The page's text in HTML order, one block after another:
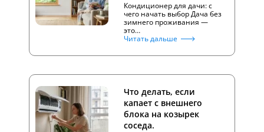
Кондиционер для дачи: с
чего начать выбор Дача без
зимнего проживания —
это…
Читать дальше
Что делать, если
капает с внешнего
блока на козырек
соседа.